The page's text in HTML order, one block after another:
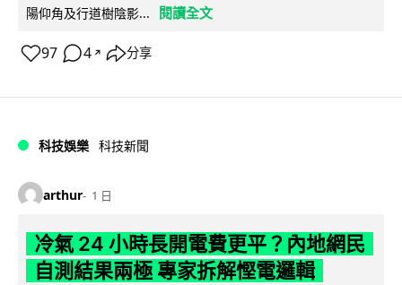
陽仰角及行道樹陰影...
閱讀全文
97 4 ↗ 分享
科技娛樂 科技新聞
arthur 1 日
冷氣 24 小時長開電費更平？內地網民
自測結果兩極 專家拆解慳電邏輯